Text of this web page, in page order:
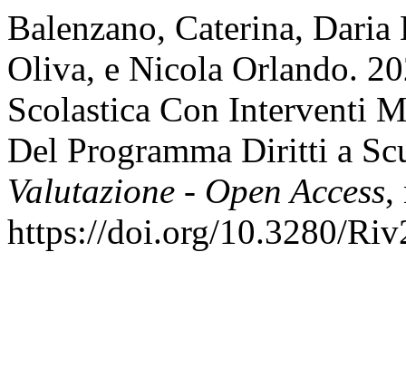
Balenzano, Caterina,
Oliva, e Nicola Orlando.
Scolastica Con Interventi
Del Programma Diritti a
Valutazione - Open Access,
https://doi.org/10.3280/